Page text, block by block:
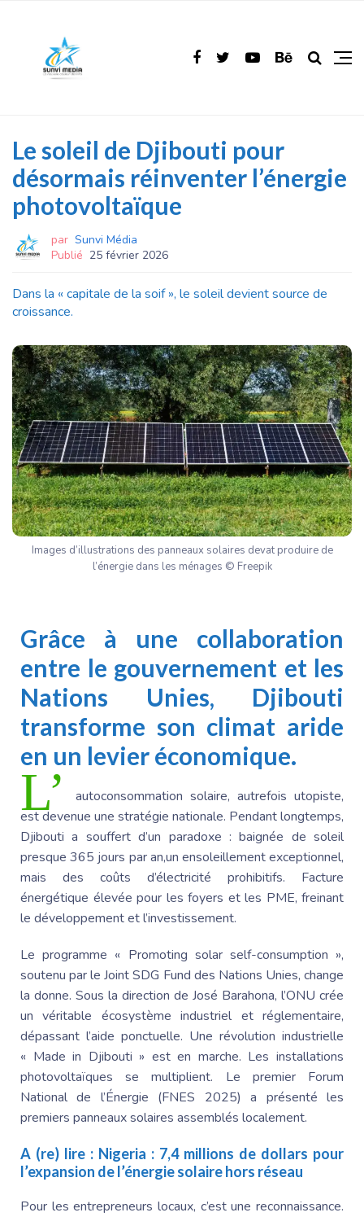
Le soleil de Djibouti pour
désormais réinventer l’énergie
photovoltaïque
par Sunvi Média
Publié 25 février 2026
Dans la « capitale de la soif », le soleil devient source de
croissance.
Images d’illustrations des panneaux solaires devat produire de
l’énergie dans les ménages © Freepik
Grâce à une collaboration
entre le gouvernement et les
Nations Unies, Djibouti
transforme son climat aride
en un levier économique.
L’
autoconsommation solaire, autrefois utopiste,
est devenue une stratégie nationale. Pendant longtemps,
Djibouti a souffert d’un paradoxe : baignée de soleil
presque 365 jours par an,un ensoleillement exceptionnel,
mais des coûts d’électricité prohibitifs. Facture
énergétique élevée pour les foyers et les PME, freinant
le développement et l’investissement.
Le programme « Promoting solar self-consumption »,
soutenu par le Joint SDG Fund des Nations Unies, change
la donne. Sous la direction de José Barahona, l’ONU crée
un véritable écosystème industriel et réglementaire,
dépassant l’aide ponctuelle. Une révolution industrielle
« Made in Djibouti » est en marche. Les installations
photovoltaïques se multiplient. Le premier Forum
National de l’Énergie (FNES 2025) a présenté les
premiers panneaux solaires assemblés localement.
A (re) lire : Nigeria : 7,4 millions de dollars pour
l’expansion de l’énergie solaire hors réseau
Pour les entrepreneurs locaux, c’est une reconnaissance.